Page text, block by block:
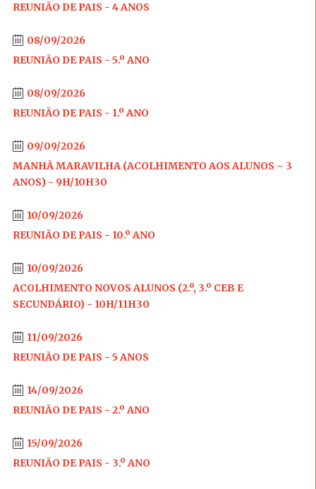
REUNIÃO DE PAIS - 4 ANOS
08/09/2026
REUNIÃO DE PAIS - 5.º ANO
08/09/2026
REUNIÃO DE PAIS - 1.º ANO
09/09/2026
MANHÃ MARAVILHA (ACOLHIMENTO AOS ALUNOS – 3
ANOS) - 9H/10H30
10/09/2026
REUNIÃO DE PAIS - 10.º ANO
10/09/2026
ACOLHIMENTO NOVOS ALUNOS (2.º, 3.º CEB E
SECUNDÁRIO) - 10H/11H30
11/09/2026
REUNIÃO DE PAIS - 5 ANOS
14/09/2026
REUNIÃO DE PAIS - 2.º ANO
15/09/2026
REUNIÃO DE PAIS - 3.º ANO